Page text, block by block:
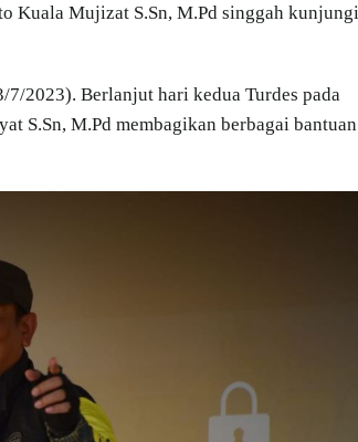
Kuala Mujizat S.Sn, M.Pd singgah kunjungi
2023). Berlanjut hari kedua Turdes pada
S.Sn, M.Pd membagikan berbagai bantuan